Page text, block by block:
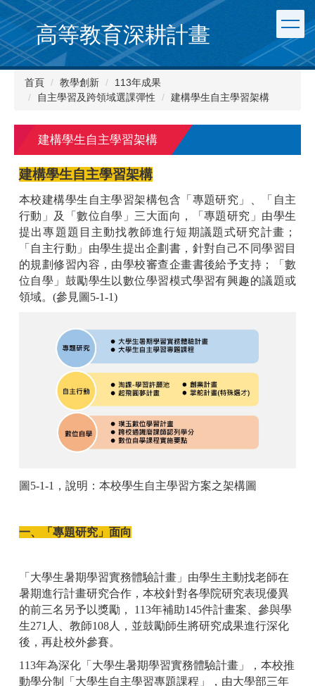
跳
到
主
要
內
高等教育深耕計畫
首頁 教學創新
113年成果
自主學習及跨領域選課彈性
建構學生自主學習架構
建構學生自主學習架構
建構學生自主學習架構
本校建構學生自主學習架構包含「專題研究」、「自主
行動」及「數位自學」三大面向，「專題研究」由學生
提出專題題目主動找教師進行短期議題式研究計畫；
「自主行動」由學生提出企劃書，針對自己不同學習目
的規劃修習內容，由學校審查企畫書後給予支持；「數
位自學」鼓勵學生以數位學習模式學習有興趣的議題或
領域。(參見圖5-1-1)
圖5-1-1，說明：本校學生自主學習方案之架構圖
一、「專題研究」面向
「大學生暑期學習實務體驗計畫」由學生主動找老師在
暑期進行計畫研究合作，本校針對各學院研究表現優異
的前三名另予以獎勵， 113年補助145件計畫案、參與學
生271人、教師108人，並鼓勵師生將研究成果進行深化
後，再赴校外參賽。
113年為深化「大學生暑期學習實務體驗計畫」，本校推
動學分制「大學生自主學習專題課程」，由大學部三年